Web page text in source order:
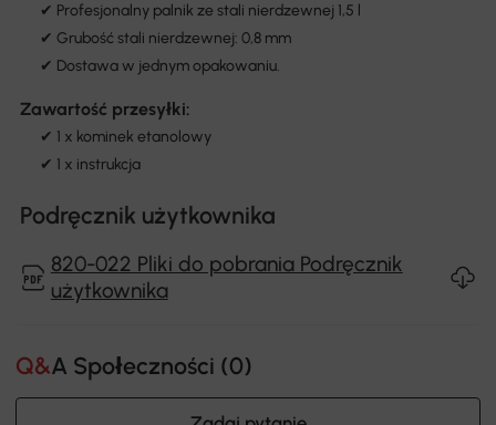
✔ Profesjonalny palnik ze stali nierdzewnej 1,5 l
✔ Grubość stali nierdzewnej: 0,8 mm
✔ Dostawa w jednym opakowaniu.
Zawartość przesyłki:
✔ 1 x kominek etanolowy
✔ 1 x instrukcja
Podręcznik użytkownika
820-022 Pliki do pobrania Podręcznik
użytkownika
Q&A Społeczności (0)